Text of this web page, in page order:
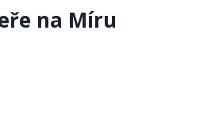
na Míru